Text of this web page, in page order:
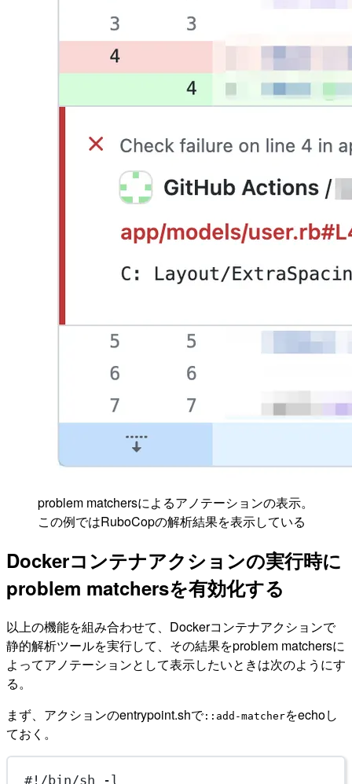
problem matchersによるアノテーションの表示。
この例ではRuboCopの解析結果を表示している
Dockerコンテナアクションの実行時に
problem matchersを有効化する
以上の機能を組み合わせて、Dockerコンテナアクションで
静的解析ツールを実行して、その結果をproblem matchersに
よってアノテーションとして表示したいときは次のようにす
る。
まず、アクションのentrypoint.shで::add-matcherをechoし
ておく。
#!/bin/sh -l